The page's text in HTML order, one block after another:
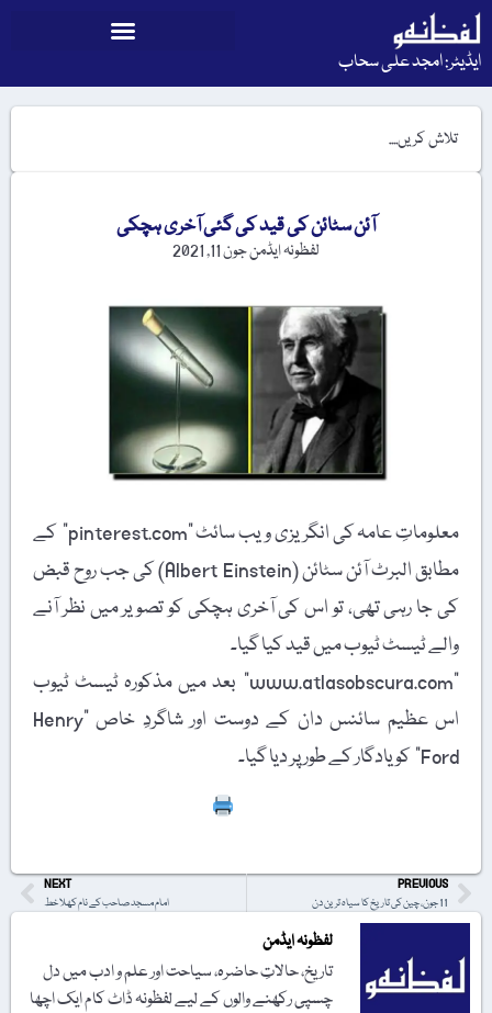
ایڈیٹر: امجد علی سحاب
آئن سٹائن کی قید کی گئی آخری ہچکی
لفظونہ ایڈمنجون 11, 2021
معلوماتِ عامہ کی انگریزی ویب سائٹ "pinterest.com” کے
مطابق البرٹ آئن سٹائن (Albert Einstein) کی جب روح قبض
کی جا رہی تھی، تو اس کی آخری ہچکی کو تصویر میں نظر آنے
والے ٹیسٹ ٹیوب میں قید کیا گیا۔
"www.atlasobscura.com” بعد میں مذکورہ ٹیسٹ ٹیوب
اس عظیم سائنس دان کے دوست اور شاگردِ خاص "Henry
Ford” کو یادگار کے طور پر دیا گیا۔
PREVIOUS
11 جون، چین کی تاریخ کا سیاہ ترین دن
NEXT
امام مسجد صاحب کے نام کھلا خط
لفظونہ ایڈمن
تاریخ، حالاتِ حاضرہ، سیاحت اور علم و ادب میں دل
چسپی رکھنے والوں کے لیے لفظونہ ڈاٹ کام ایک اچھا